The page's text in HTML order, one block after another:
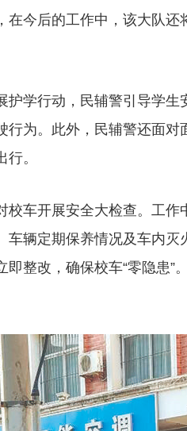
在今后的工作中，该大队
护学行动，民辅警引导学
为。此外，民辅警还面对
。
校车开展安全大检查。工作
车辆定期保养情况及车内
整改，确保校车“零隐患”